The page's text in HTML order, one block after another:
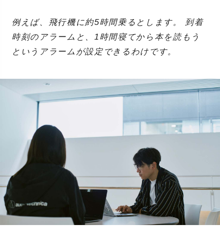
例えば、飛行機に約5時間乗るとします。 到着
時刻のアラームと、1時間寝てから本を読もう
というアラームが設定できるわけです。